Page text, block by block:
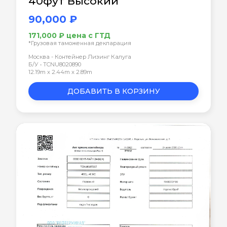
90,000 ₽
171,000 ₽ цена с ГТД
*Грузовая таможенная декларация
Москва - Контейнер Лизинг Калуга
Б/У • TCNU8020890
12.19m x 2.44m x 2.89m
ДОБАВИТЬ В КОРЗИНУ